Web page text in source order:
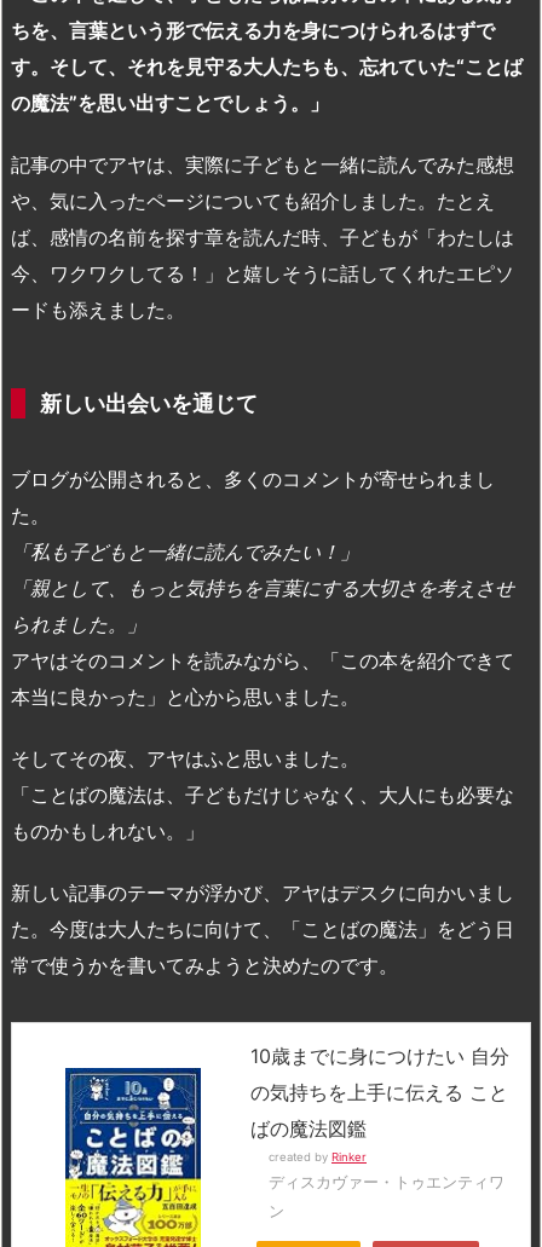
ちを、言葉という形で伝える力を身につけられるはずで
す。そして、それを見守る大人たちも、忘れていた“ことば
の魔法”を思い出すことでしょう。」
記事の中でアヤは、実際に子どもと一緒に読んでみた感想
や、気に入ったページについても紹介しました。たとえ
ば、感情の名前を探す章を読んだ時、子どもが「わたしは
今、ワクワクしてる！」と嬉しそうに話してくれたエピソ
ードも添えました。
新しい出会いを通じて
ブログが公開されると、多くのコメントが寄せられまし
た。
「私も子どもと一緒に読んでみたい！」
「親として、もっと気持ちを言葉にする大切さを考えさせ
られました。」
アヤはそのコメントを読みながら、「この本を紹介できて
本当に良かった」と心から思いました。
そしてその夜、アヤはふと思いました。
「ことばの魔法は、子どもだけじゃなく、大人にも必要な
ものかもしれない。」
新しい記事のテーマが浮かび、アヤはデスクに向かいまし
た。今度は大人たちに向けて、「ことばの魔法」をどう日
常で使うかを書いてみようと決めたのです。
10歳までに身につけたい 自分
の気持ちを上手に伝える こと
ばの魔法図鑑
created by Rinker
ディスカヴァー・トゥエンティワ
ン